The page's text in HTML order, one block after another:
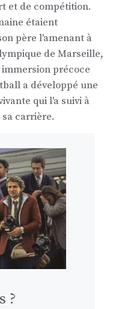
et de compétition.
étaient
père l'amenant à
de Marseille,
précoce
a développé une
qui l'a suivi à
carrière.
?